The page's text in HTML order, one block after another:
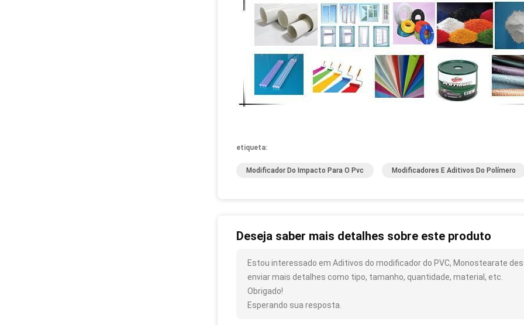
etiqueta:
Modificador Do Impacto Para O Pvc Modificadores E Aditivos Do Polímero
Deseja saber mais detalhes sobre este produto
Estou interessado em Aditivos do modificador do PVC, Monostearate
enviar mais detalhes como tipo, tamanho, quantidade, material, etc.
Obrigado!
Esperando sua resposta.